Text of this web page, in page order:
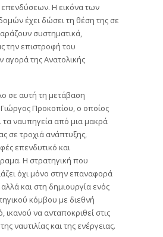
Η εικόνα των
έχει δώσει τη θέση της σε
συστηματικά,
την επιστροφή του
αγορά της Ανατολικής
σε αυτή τη μετάβαση
Γιώργος Προκοπίου, ο οποίος
τα ναυπηγεία από μια μακρά
σε τροχιά ανάπτυξης,
επενδυτικό και
Η στρατηγική που
όχι μόνο στην επαναφορά
αλλά και στη δημιουργία ενός
κόμβου με διεθνή
ικανού να ανταποκριθεί στις
ναυτιλίας και της ενέργειας.